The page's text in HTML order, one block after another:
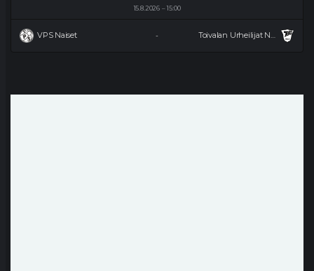
15.8.2026 15:00
VPS Naiset Toivalan Urheilijat Naiset
-